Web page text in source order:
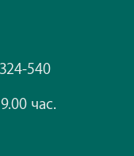
540
час.